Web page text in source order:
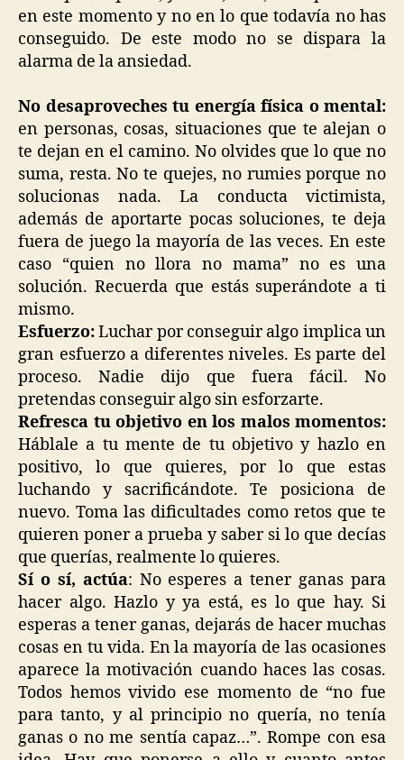
en este momento y no en lo que todavía no has
conseguido. De este modo no se dispara la
alarma de la ansiedad.
No desaproveches tu energía física o mental:
en personas, cosas, situaciones que te alejan o
te dejan en el camino. No olvides que lo que no
suma, resta. No te quejes, no rumies porque no
solucionas nada. La conducta victimista,
además de aportarte pocas soluciones, te deja
fuera de juego la mayoría de las veces. En este
caso “quien no llora no mama” no es una
solución. Recuerda que estás superándote a ti
mismo.
Esfuerzo:Luchar por conseguir algo implica un
gran esfuerzo a diferentes niveles. Es parte del
proceso. Nadie dijo que fuera fácil. No
pretendas conseguir algo sin esforzarte.
Refresca tu objetivo en los malos momentos:
Háblale a tu mente de tu objetivo y hazlo en
positivo, lo que quieres, por lo que estas
luchando y sacrificándote. Te posiciona de
nuevo. Toma las dificultades como retos que te
quieren poner a prueba y saber si lo que decías
que querías, realmente lo quieres.
Sí o sí, actúa: No esperes a tener ganas para
hacer algo. Hazlo y ya está, es lo que hay. Si
esperas a tener ganas, dejarás de hacer muchas
cosas en tu vida. En la mayoría de las ocasiones
aparece la motivación cuando haces las cosas.
Todos hemos vivido ese momento de “no fue
para tanto, y al principio no quería, no tenía
ganas o no me sentía capaz…”. Rompe con esa